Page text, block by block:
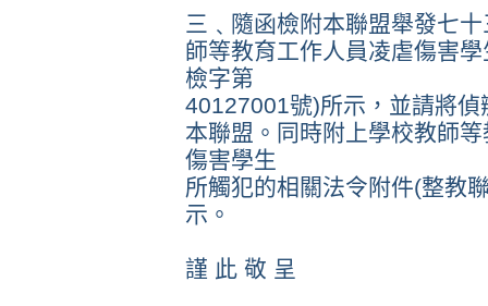
三﹑隨函檢附本聯盟舉發七
師等教育工作人員凌虐傷害
檢字第
40127001號)所示，並請將
本聯盟。同時附上學校教師
傷害學生
所觸犯的相關法令附件(整教
示。
謹 此 敬 呈